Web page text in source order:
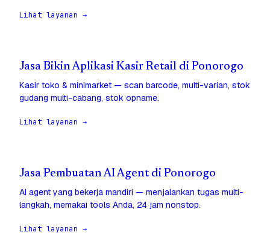
Lihat layanan →
Jasa Bikin Aplikasi Kasir Retail di Ponorogo
Kasir toko & minimarket — scan barcode, multi-varian, stok
gudang multi-cabang, stok opname.
Lihat layanan →
Jasa Pembuatan AI Agent di Ponorogo
AI agent yang bekerja mandiri — menjalankan tugas multi-
langkah, memakai tools Anda, 24 jam nonstop.
Lihat layanan →